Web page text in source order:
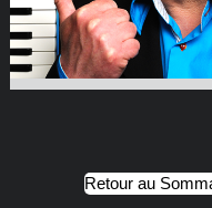
Retour au